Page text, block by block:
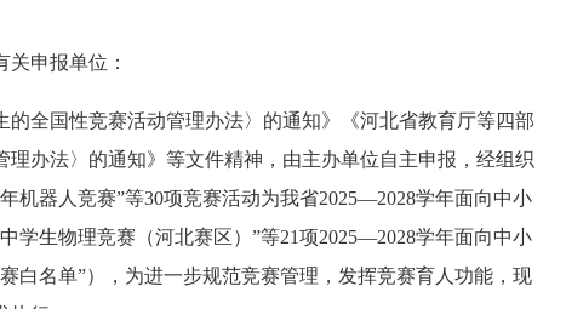
申报单位：
全国性竞赛活动管理办法〉的通知》《河北省教育厅等四部
办法〉的通知》等文件精神，由主办单位自主申报，经组织
机器人竞赛”等30项竞赛活动为我省2025—2028学年面向中小
学生物理竞赛（河北赛区）”等21项2025—2028学年面向中小
白名单”），为进一步规范竞赛管理，发挥竞赛育人功能，现